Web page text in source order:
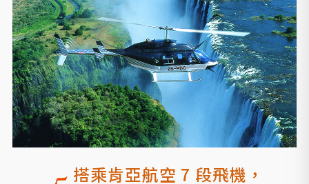
搭乘肯亞航空 7 段飛機，